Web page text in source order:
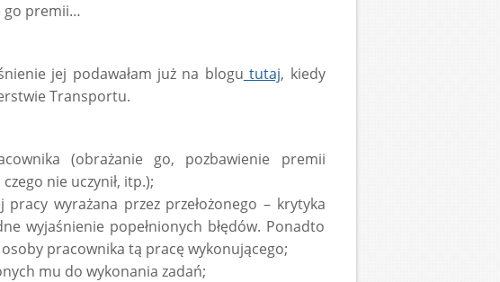
go premii…
jej podawałam już na blogu tutaj, kiedy
Transportu.
(obrażanie go, pozbawienie premii
nie uczynił, itp.);
wyrażana przez przełożonego – krytyka
wyjaśnienie popełnionych błędów. Ponadto
pracownika tą pracę wykonującego;
mu do wykonania zadań;